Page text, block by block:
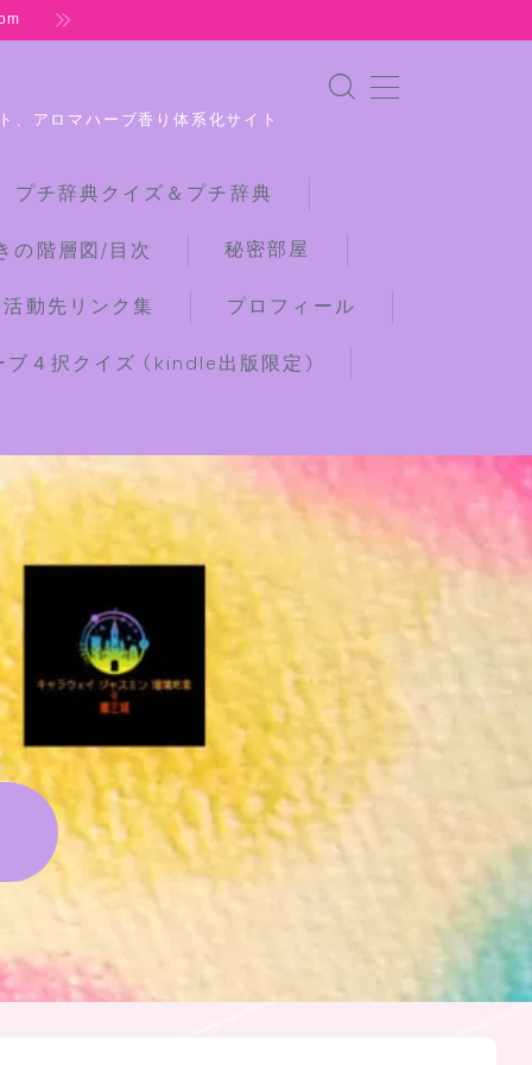
、アロマハーブ香り体系化サイト
チ辞典クイズ＆プチ辞典
の階層図/目次 秘密部屋
動先リンク集 プロフィール
４択クイズ (kindle出版限定)